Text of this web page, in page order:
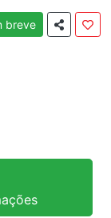
breve